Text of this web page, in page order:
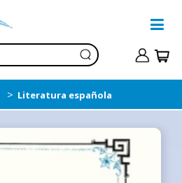
> Literatura española